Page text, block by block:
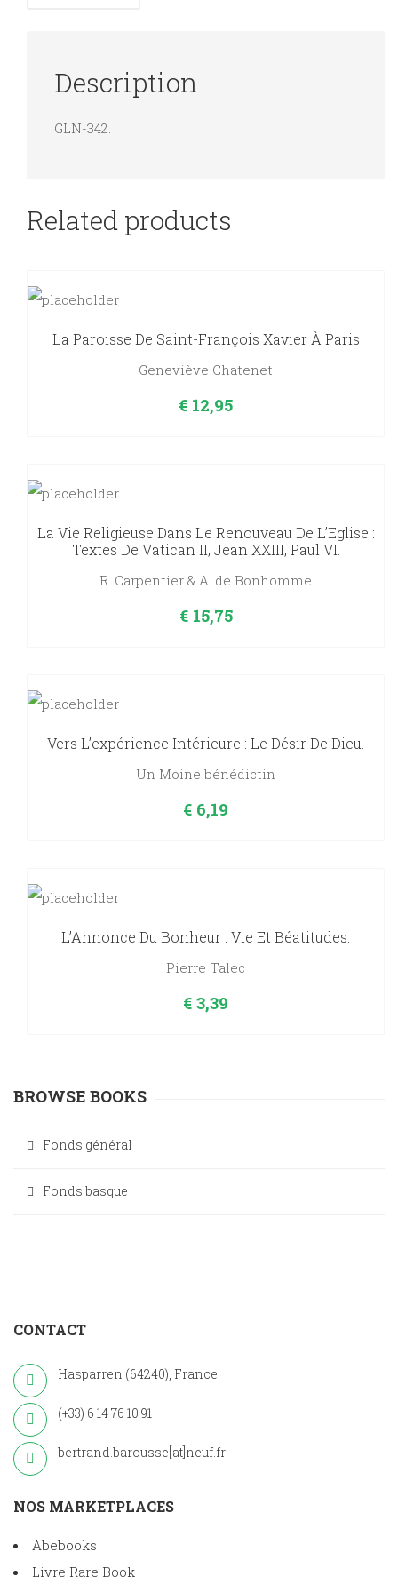
Description
GLN-342.
Related products
La Paroisse De Saint-François Xavier À Paris
Geneviève Chatenet
€ 12,95
La Vie Religieuse Dans Le Renouveau De L’Eglise :
Textes De Vatican II, Jean XXIII, Paul VI.
R. Carpentier & A. de Bonhomme
€15,75
Vers L’expérience Intérieure : Le Désir De Dieu.
Un Moine bénédictin
€ 6,19
L’Annonce Du Bonheur : Vie Et Béatitudes.
Pierre Talec
€ 3,39
BROWSE BOOKS
Fonds général
Fonds basque
CONTACT
Hasparren (64240), France
(+33) 6 14 76 10 91
bertrand.barousse[at]neuf.fr
NOS MARKETPLACES
Abebooks
Livre Rare Book